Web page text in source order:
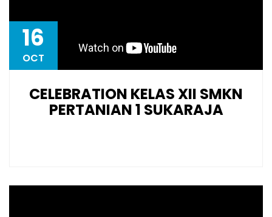
16
OCT
CELEBRATION KELAS XII SMKN
PERTANIAN 1 SUKARAJA